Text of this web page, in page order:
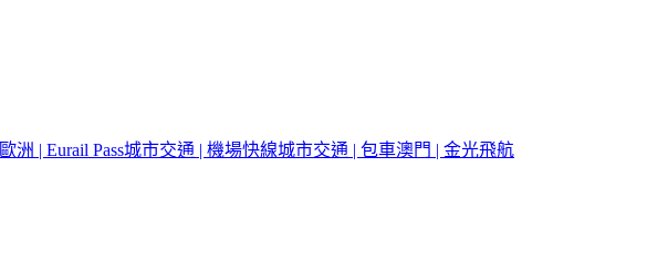
歐洲 | Eurail Pass城市交通 | 機場快線城市交通 | 包車澳門 | 金光飛航